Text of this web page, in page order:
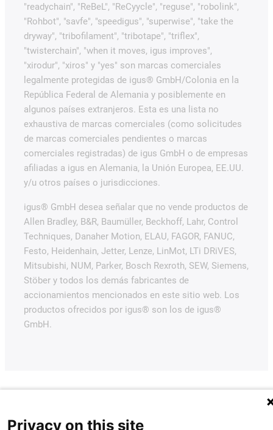
"readychain", "ReBeL", "ReCyycle", "reguse", "robolink",
"Rohbot", "savfe", "speedigus", "superwise", "take the
dryway", "tribofilament", "tribotape", "triflex",
"twisterchain", "when it moves, igus improves",
"xirodur", "xiros" y "yes" son marcas comerciales
legalmente protegidas de igus® GmbH/Colonia en la
República Federal de Alemania y posiblemente en
algunos países extranjeros. Esta es una lista no
exhaustiva de marcas comerciales (como solicitudes
de marcas comerciales pendientes o marcas
comerciales registradas) de igus GmbH o de empresas
afiliadas a igus en Alemania, la Unión Europea, EE.UU.
y/u otros países o jurisdicciones.
igus® GmbH desea señalar que no vende productos de
Allen Bradley, B&R, Baumüller, Beckhoff, Lahr, Control
Techniques, Danaher Motion, ELAU, FAGOR, FANUC,
Festo, Heidenhain, Jetter, Lenze, LinMot, LTi DRiVES,
Mitsubishi, NUM, Parker, Bosch Rexroth, SEW, Siemens,
Stöber y todos los demás fabricantes de
accionamientos mencionados en este sitio web. Los
productos ofrecidos por igus® son los de igus®
GmbH.
Privacy on this site